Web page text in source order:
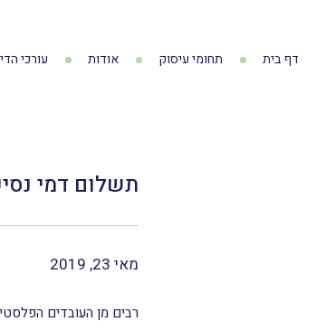
דף בית תחומי עיסוק אודות עורכי
תשלום דמי
מאי 23, 2019
רבים מן העובדים